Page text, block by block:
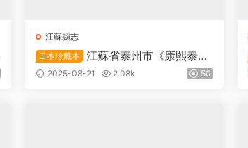
江蘇縣志
日本珍藏本 江蘇省泰州市《康熙泰興
縣志》四卷 清 錢見龍 吳樸纂修PDF
2025-08-21 2.08k 50